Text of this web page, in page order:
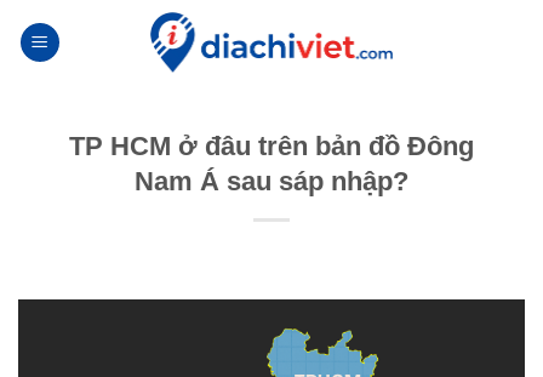
TP HCM ở đâu trên bản đồ Đông
Nam Á sau sáp nhập?